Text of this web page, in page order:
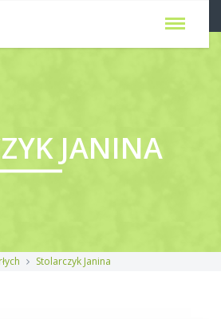
JANINA
Stolarczyk Janina